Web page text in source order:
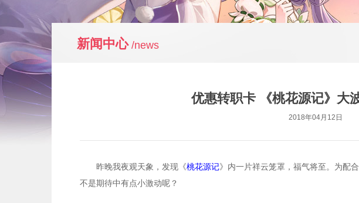
新闻中心 /news
优惠转职卡 《桃花源记》大
2018年04月12日
昨晚我夜观天象，发现《桃花源记》内一片祥云笼罩，福气将至。为配
不是期待中有点小激动呢？